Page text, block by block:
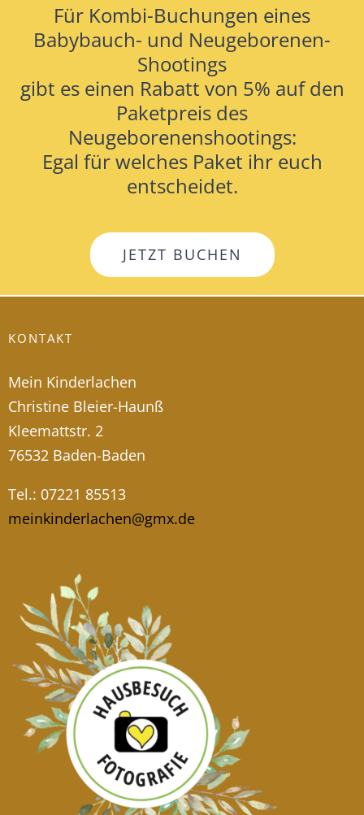
Für Kombi-Buchungen eines
Babybauch- und Neugeborenen-
Shootings
gibt es einen Rabatt von 5% auf den
Paketpreis des
Neugeborenenshootings:
Egal für welches Paket ihr euch
entscheidet.
JETZT BUCHEN
KONTAKT
Mein Kinderlachen
Christine Bleier-Haunß
Kleemattstr. 2
76532 Baden-Baden
Tel.: 07221 85513
meinkinderlachen@gmx.de